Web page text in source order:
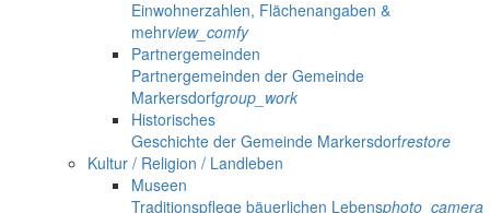
Einwohnerzahlen, Flächenangaben &
mehrview_comfy
Partnergemeinden
Partnergemeinden der Gemeinde
Markersdorfgroup_work
Historisches
Geschichte der Gemeinde Markersdorfrestore
Kultur / Religion / Landleben
Museen
Traditionspflege bäuerlichen Lebensphoto_camera